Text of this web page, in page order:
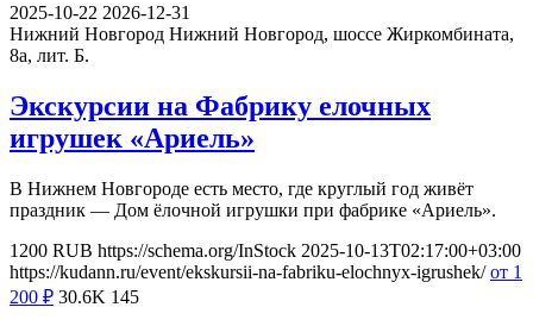
2025-10-22 2026-12-31
Нижний Новгород Нижний Новгород, шоссе Жиркомбината,
8а, лит. Б.
Экскурсии на Фабрику елочных
игрушек «Ариель»
В Нижнем Новгороде есть место, где круглый год живёт
праздник — Дом ёлочной игрушки при фабрике «Ариель».
1200 RUB https://schema.org/InStock 2025-10-13T02:17:00+03:00
https://kudann.ru/event/ekskursii-na-fabriku-elochnyx-igrushek/ от 1
200 ₽ 30.6K 145